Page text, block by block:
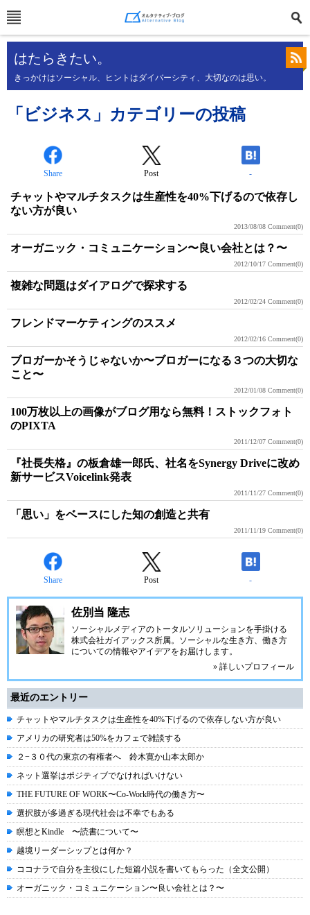
はたらきたい。
きっかけはソーシャル、ヒントはダイバーシティ、大切なのは思い。
「ビジネス」カテゴリーの投稿
Share Post -
チャットやマルチタスクは生産性を40%下げるので依存し
ない方が良い
2013/08/08 Comment(0)
オーガニック・コミュニケーション〜良い会社とは？〜
2012/10/17 Comment(0)
複雑な問題はダイアログで探求する
2012/02/24 Comment(0)
フレンドマーケティングのススメ
2012/02/16 Comment(0)
ブロガーかそうじゃないか〜ブロガーになる３つの大切な
こと〜
2012/01/08 Comment(0)
100万枚以上の画像がブログ用なら無料！ストックフォト
のPIXTA
2011/12/07 Comment(0)
『社長失格』の板倉雄一郎氏、社名をSynergy Driveに改め
新サービスVoicelink発表
2011/11/27 Comment(0)
「思い」をベースにした知の創造と共有
2011/11/19 Comment(0)
Share Post -
佐別当 隆志
ソーシャルメディアのトータルソリューションを手掛ける
株式会社ガイアックス所属。ソーシャルな生き方、働き方
についての情報やアイデアをお届けします。
» 詳しいプロフィール
最近のエントリー
チャットやマルチタスクは生産性を40%下げるので依存しない方が良い
アメリカの研究者は50%をカフェで雑談する
２−３０代の東京の有権者へ 鈴木寛か山本太郎か
ネット選挙はポジティブでなければいけない
THE FUTURE OF WORK〜Co-Work時代の働き方〜
選択肢が多過ぎる現代社会は不幸でもある
瞑想とKindle 〜読書について〜
越境リーダーシップとは何か？
ココナラで自分を主役にした短篇小説を書いてもらった（全文公開）
オーガニック・コミュニケーション〜良い会社とは？〜